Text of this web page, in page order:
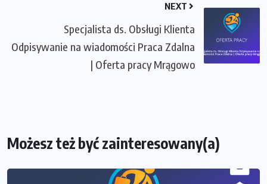
NEXT
Specjalista ds. Obsługi Klienta
Odpisywanie na wiadomości Praca Zdalna
| Oferta pracy Mrągowo
Możesz też być zainteresowany(a)